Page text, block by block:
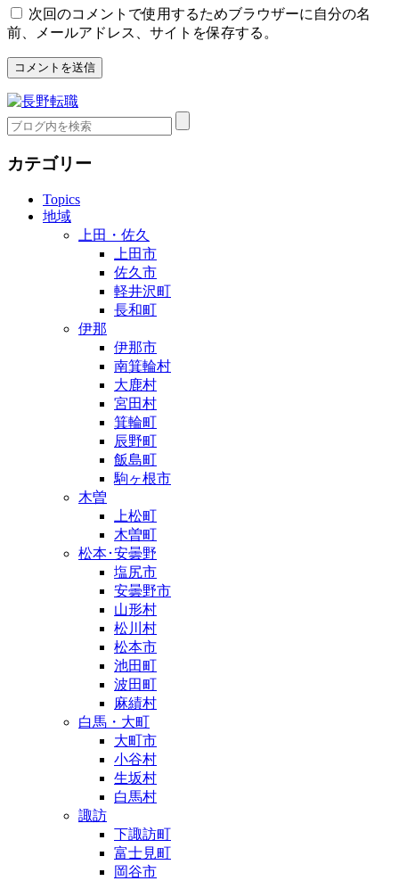
次回のコメントで使用するためブラウザーに自分の名
前、メールアドレス、サイトを保存する。
カテゴリー
Topics
地域
上田・佐久
上田市
佐久市
軽井沢町
長和町
伊那
伊那市
南箕輪村
大鹿村
宮田村
箕輪町
辰野町
飯島町
駒ヶ根市
木曽
上松町
木曽町
松本･安曇野
塩尻市
安曇野市
山形村
松川村
松本市
池田町
波田町
麻績村
白馬・大町
大町市
小谷村
生坂村
白馬村
諏訪
下諏訪町
富士見町
岡谷市